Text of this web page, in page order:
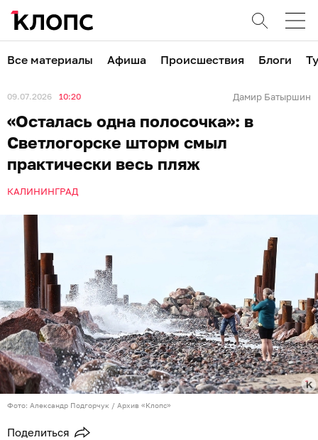
Все материалы Афиша Происшествия Блоги
09.07.2026 10:20 Дамир Батыршин
«Осталась одна полосочка»: в
Светлогорске шторм смыл
практически весь пляж
КАЛИНИНГРАД
Фото: Александр Подгорчук / Архив «Клопс»
Поделиться